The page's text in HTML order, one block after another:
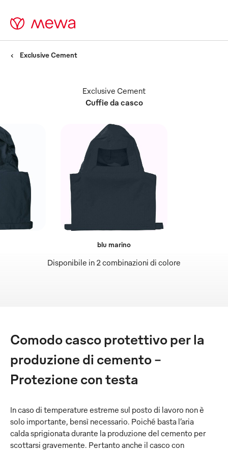
Exclusive Cement
Cuffie da casco
Exclusive Cement
Disponibile in 2 combinazioni di colore
blu marino
Comodo casco protettivo per la
produzione di cemento –
Protezione con testa
In caso di temperature estreme sul posto di lavoro non è
solo importante, bensì necessario. Poiché basta l’aria
calda sprigionata durante la produzione del cemento per
scottarsi gravemente. Pertanto anche il casco con